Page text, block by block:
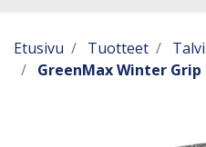
Etusivu Tuotteet
GreenMax Winter Grip